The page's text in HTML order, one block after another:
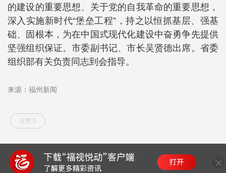
的建设的重要思想、关于党的自我革命的重要思想，
深入实施新时代“堡垒工程”，持之以恒抓基层、强基
础、固根本，为在中国式现代化建设中奋勇争先提供
坚强组织保证。市委副书记、市长吴贤德出席。省委
组织部有关负责同志到会指导。
来源：福州新闻
点赞 0